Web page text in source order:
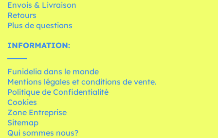
Envois & Livraison
Retours
Plus de questions
INFORMATION:
Funidelia dans le monde
Mentions légales et conditions de vente.
Politique de Confidentialité
Cookies
Zone Entreprise
Sitemap
Qui sommes nous?